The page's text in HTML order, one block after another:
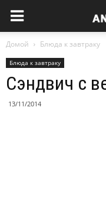
Домой Блюда к завтраку
Блюда к завтраку
Сэндвич c
13/11/2014